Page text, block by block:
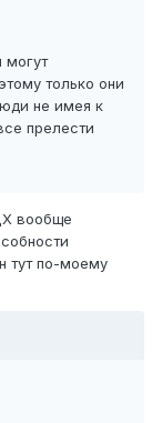
могут
только они
не имея к
прелести
вообще
тут по-моему